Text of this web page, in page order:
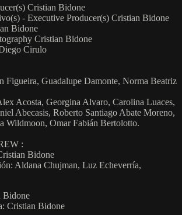
Cristian Bidone
- Executive Producer(s) Cristian Bidone
Bidone
Cristian Bidone
Cirulo
Figueira, Guadalupe Damonte, Norma Beatriz
Acosta, Georgina Alvaro, Carolina Luaces,
Abecasis, Roberto Santiago Abate Moreno,
Wildmoon, Omar Fabián Bertolotto.
:
Bidone
Aldana Chujman, Luz Echeverría,
Bidone
Cristian Bidone